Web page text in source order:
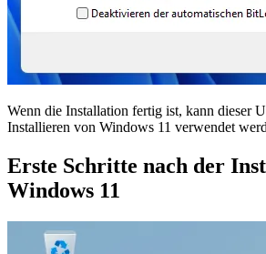
Wenn die Installation fertig ist, kann dieser
Installieren von Windows 11 verwendet
Erste Schritte nach der
Windows 11